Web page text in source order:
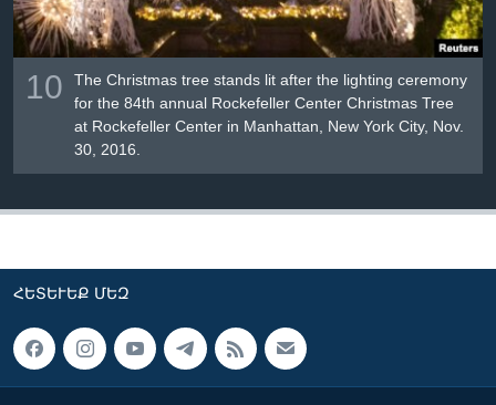
10
The Christmas tree stands lit after the lighting ceremony
for the 84th annual Rockefeller Center Christmas Tree
at Rockefeller Center in Manhattan, New York City, Nov.
30, 2016.
ՀԵՏԵՒԵՔ ՄԵԶ